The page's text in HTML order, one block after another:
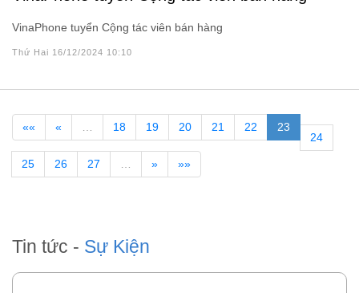
VinaPhone tuyển Cộng tác viên bán hàng
Thứ Hai 16/12/2024 10:10
«« « … 18 19 20 21 22
23
24
25 26 27 … » »»
Tin tức - Sự Kiện